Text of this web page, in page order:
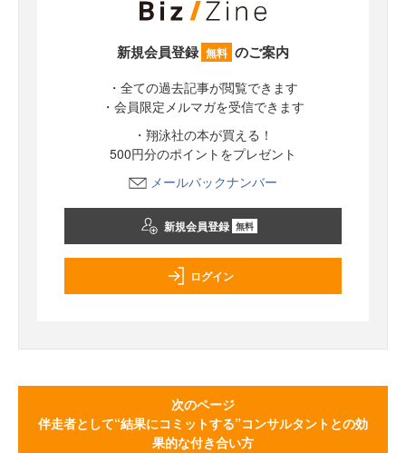
新規会員登録 無料 のご案内
・全ての過去記事が閲覧できます
・会員限定メルマガを受信できます
・翔泳社の本が買える！
500円分のポイントをプレゼント
メールバックナンバー
新規会員登録 無料
ログイン
次のページ
伴走者として“結果にコミットする”コンサルタントとの効
果的な付き合い方